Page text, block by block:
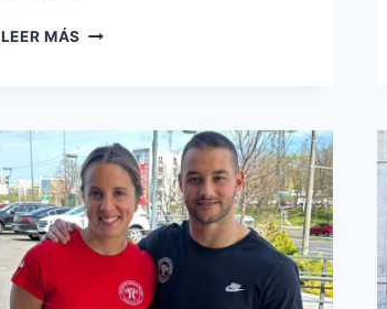
LEER MÁS CAMPEONATO
HALTEROFILIA